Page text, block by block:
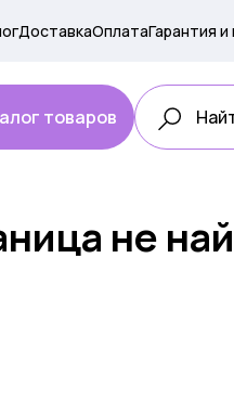
ДоставкаОплатаГарантия и
товаров
не